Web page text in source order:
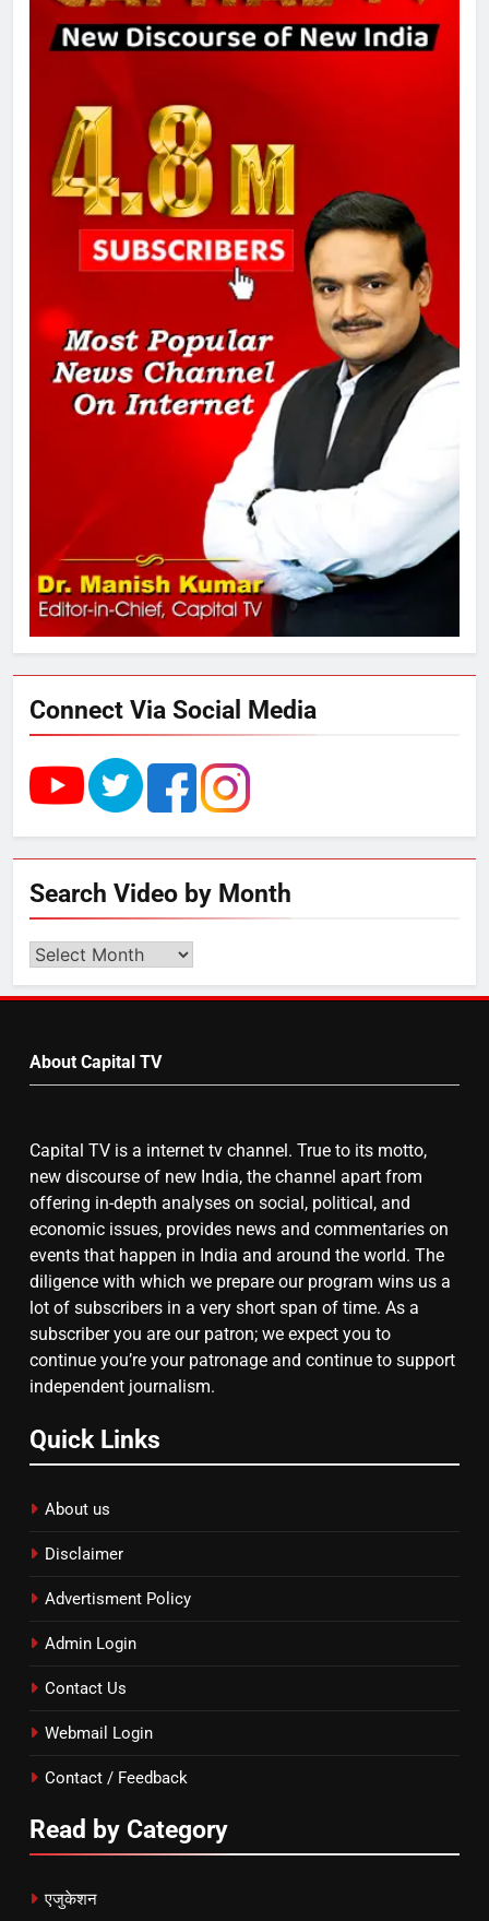
8
चुनाव से पहले लालू परिवार पर बड़ा झटका,
तय किए
1
SRN अस्पताल का नाम अमर शहीद ठाकुर
रोशन सिंह के नाम पर करने की मांग तेज
अमर शहीद ठाकुर रोशन सिंह के नाम पर
स्वरूप रानी नेहरू चिकित्सालय का
नामकरण करने की मांग को लेकर
अनिश्चितकालीन धरना शुरू
289 एकड़ भूमि पर विकसित होगा कार्बन-
फ्री डेटा सेंटर, हजारों उच्च-कुशल
रोजगार सृजन की संभावना
4
UP में ग्रामीण बिजली आपूर्ति से कृषि,
डेयरी, कुटीर उद्योग और स्वरोजगार को
मिला बढ़ावा
राम की नगरी अयोध्या में आने वाले भक्तों
का स्वागत करेगा लक्ष्मण द्वार
उत्तर प्रदेश में गांवों में बढ़ेंगी सुविधाएं: 67%
बढ़ा पंचायतों का बजट
8
चुनाव से पहले लालू परिवार पर बड़ा झटका,
दिल्ली कोर्ट ने IRCTC घोटाले में आरोप
तय किए
Connect Via Social Media
Search Video by Month
Search
by
About Capital TV
Capital TV is a internet tv channel. True to its motto,
new discourse of new India, the channel apart from
offering in-depth analyses on social, political, and
economic issues, provides news and commentaries on
events that happen in India and around the world. The
diligence with which we prepare our program wins us a
lot of subscribers in a very short span of time. As a
subscriber you are our patron; we expect you to
continue you’re your patronage and continue to support
independent journalism.
Quick Links
About us
Disclaimer
Advertisment Policy
Admin Login
Contact Us
Webmail Login
Contact / Feedback
Read by Category
एजुकेशन